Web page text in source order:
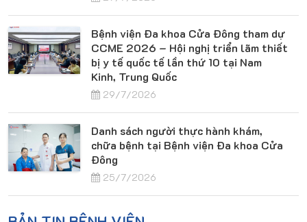
Bệnh viện Đa khoa Cửa Đông tham dự
CCME 2026 – Hội nghị triển lãm thiết
bị y tế quốc tế lần thứ 10 tại Nam
Kinh, Trung Quốc
29/7/2026
Danh sách người thực hành khám,
chữa bệnh tại Bệnh viện Đa khoa Cửa
Đông
25/7/2026